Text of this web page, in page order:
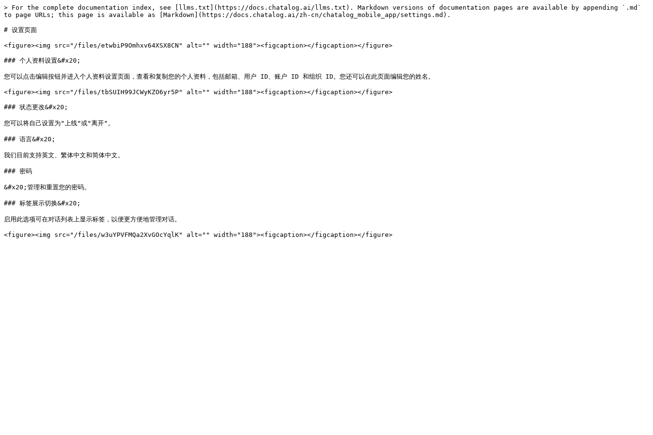
> For the complete documentation index, see [llms.txt](https://docs.chatalog.ai/llms.txt). Markdown versions of documentation pages are available by appending `.md`
to page URLs; this page is available as [Markdown](https://docs.chatalog.ai/zh-cn/chatalog_mobile_app/settings.md).
# 设置页面
<figure><img src="/files/etwbiP9Omhxv64XSX8CN" alt="" width="188"><figcaption></figcaption></figure>
### 个人资料设置&#x20;
您可以点击编辑按钮并进入个人资料设置页面，查看和复制您的个人资料，包括邮箱、用户 ID、账户 ID 和组织 ID。您还可以在此页面编辑您的姓名。
<figure><img src="/files/tbSUIH99JCWyKZO6yr5P" alt="" width="188"><figcaption></figcaption></figure>
### 状态更改&#x20;
您可以将自己设置为"上线"或"离开"。
### 语言&#x20;
我们目前支持英文、繁体中文和简体中文。
### 密码
&#x20;管理和重置您的密码。
### 标签展示切换&#x20;
启用此选项可在对话列表上显示标签，以便更方便地管理对话。